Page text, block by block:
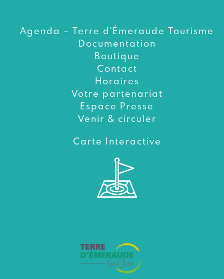
Agenda – Terre d’Émeraude Tourisme
Documentation
Boutique
Contact
Horaires
Votre partenariat
Espace Presse
Venir & circuler
Carte Interactive